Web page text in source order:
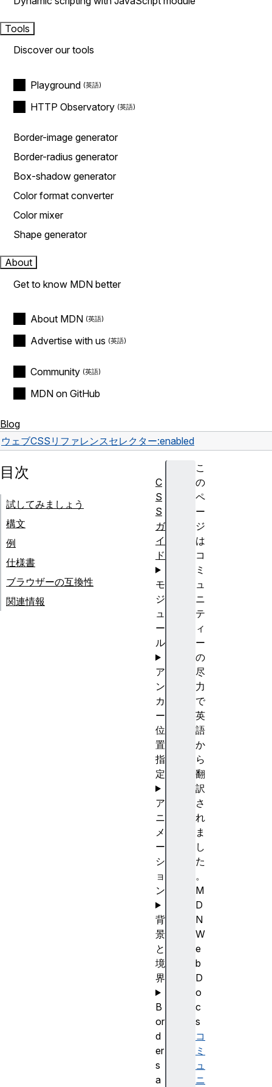
Tools
Discover our tools
Playground
HTTP Observatory
Border-image generator
Border-radius generator
Box-shadow generator
Color format converter
Color mixer
Shape generator
About
Get to know MDN better
About MDN
Advertise with us
Community
MDN on GitHub
Blog
ウェブCSS リファレンスセレクター:enabled
こ
の
ペ
ー
ジ
は
コ
ミ
ュ
ニ
テ
ィ
ー
の
尽
力
で
英
語
か
ら
翻
訳
さ
れ
ま
し
た
。
M
D
N
W
e
b
D
o
c
s
コ
ミ
ュ
ニ
目次
試してみましょう
構文
例
仕様書
ブラウザーの互換性
関連情報
C
S
S
ガ
イ
ド
モ
ジ
ュ
ー
ル
ア
ン
カ
ー
位
置
指
定
ア
ニ
メ
ー
シ
ョ
ン
背
景
と
境
界
B
or
d
er
s
a